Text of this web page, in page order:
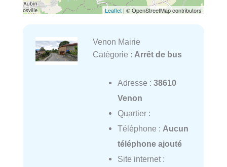
Leaflet | © OpenStreetMap contributors
Venon Mairie
Catégorie : Arrêt de bus
Adresse : 38610
Venon
Quartier :
Téléphone : Aucun
téléphone ajouté
Site internet :